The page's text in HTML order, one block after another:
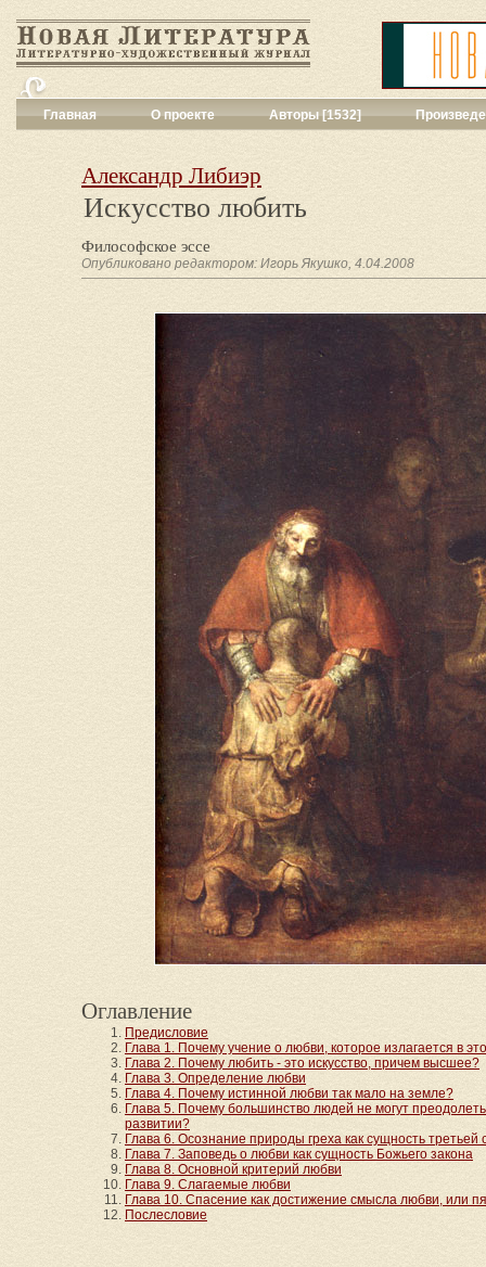
Главная О проекте Авторы [1532]
Сценарии[16]
Драматургия
Повести,
Галерея
[144]
Поэзия
[1016]
Другие жанры
Александр Либиэр
Искусство любить
Философское эссе
Опубликовано редактором: Игорь Якушко, 4.04.2008
Оглавление
Предисловие
Глава 1. Почему учение о любви, которое излагается в
Глава 2. Почему любить - это искусство, причем высшее?
Глава 3. Определение любви
Глава 4. Почему истинной любви так мало на земле?
Глава 5. Почему большинство людей не могут
развитии?
Глава 6. Осознание природы греха как сущность третьей
Глава 7. Заповедь о любви как сущность Божьего закона
Глава 8. Основной критерий любви
Глава 9. Слагаемые любви
Глава 10. Спасение как достижение смысла любви, или
Послесловие